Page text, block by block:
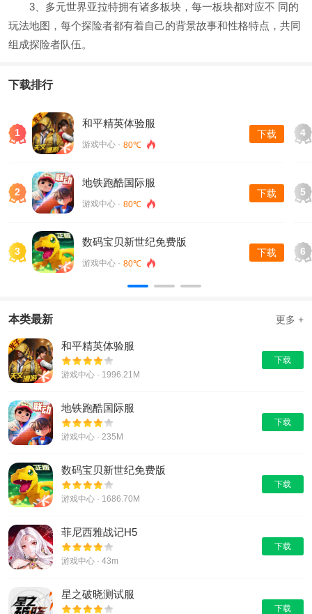
3、多元世界亚拉特拥有诸多板块，每一板块都对应不 同的
玩法地图，每个探险者都有着自己的背景故事和性格特点，共同
组成探险者队伍。
下载排行
1
和平精英体验服
游戏中心 · 80℃
下载
2
地铁跑酷国际服
游戏中心 · 80℃
下载
3
数码宝贝新世纪免费版
游戏中心 · 80℃
下载
4
5
6
本类最新 更多 +
和平精英体验服
游戏中心 · 1996.21M
下载
地铁跑酷国际服
游戏中心 · 235M
下载
数码宝贝新世纪免费版
游戏中心 · 1686.70M
下载
菲尼西雅战记H5
游戏中心 · 43m
下载
星之破晓测试服
下载